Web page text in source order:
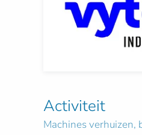
Activiteit
Machines verhuizen,